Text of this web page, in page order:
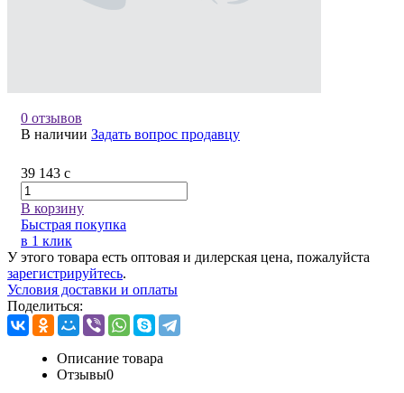
0 отзывов
В наличии Задать вопрос продавцу
39 143 c
В корзину
Быстрая покупка
в 1 клик
У этого товара есть оптовая и дилерская цена, пожалуйста
зарегистрируйтесь.
Условия доставки и оплаты
Поделиться:
Описание товара
Отзывы0